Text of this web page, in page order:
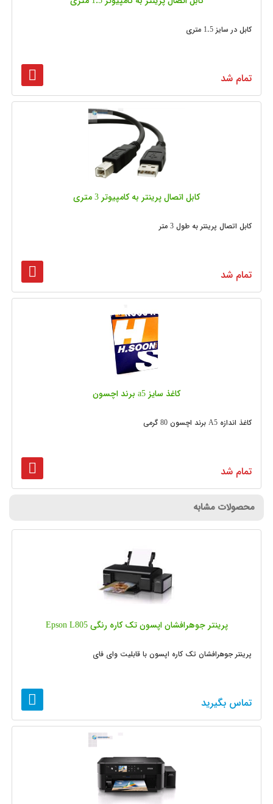
کابل در سایز 1.5 متری
تمام شد
کابل اتصال پرینتر به کامپیوتر 3 متری
کابل اتصال پرینتر به طول 3 متر
تمام شد
کاغذ سایز a5 برند اچسون
کاغذ اندازه A5 برند اچسون 80 گرمی
تمام شد
محصولات مشابه
پرینتر جوهرافشان اپسون تک کاره رنگی Epson L805
پرینتر جوهرافشان تک کاره اپسون با قابلیت وای فای
تماس بگیرید